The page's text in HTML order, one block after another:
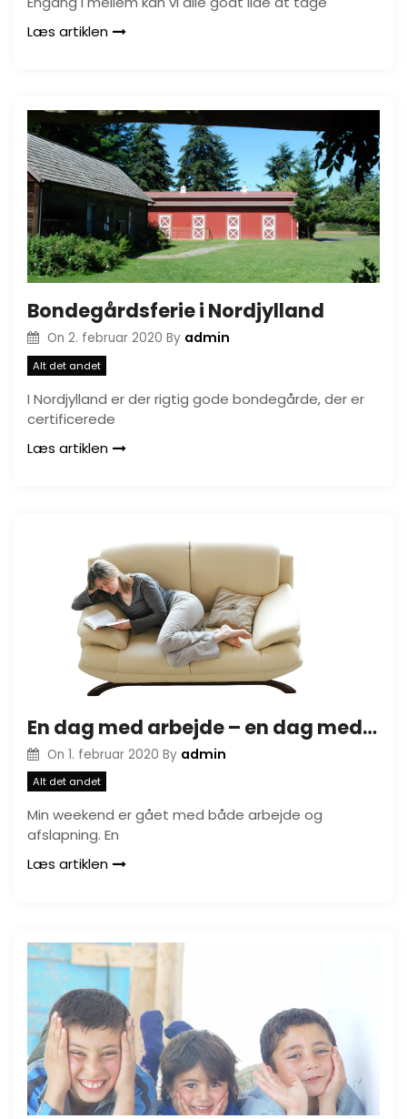
Læs artiklen
Bondegårdsferie i Nordjylland
On 2. februar 2020 By admin
Alt det andet
I Nordjylland er der rigtig gode bondegårde, der er
certificerede
Læs artiklen
En dag med arbejde – en dag med afslapning
On 1. februar 2020 By admin
Alt det andet
Min weekend er gået med både arbejde og
afslapning. En
Læs artiklen